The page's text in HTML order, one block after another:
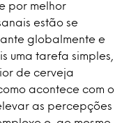
por melhor
estão se
globalmente e
uma tarefa simples,
de cerveja
acontece com o
as percepções